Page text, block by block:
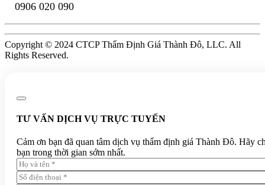
0906 020 090
Copyright © 2024 CTCP Thẩm Định Giá Thành Đô, LLC. All
Rights Reserved.
TƯ VẤN DỊCH VỤ TRỰC TUYẾN
Cảm ơn bạn đã quan tâm dịch vụ thẩm định giá Thành Đô. Hãy
bạn trong thời gian sớm nhất.